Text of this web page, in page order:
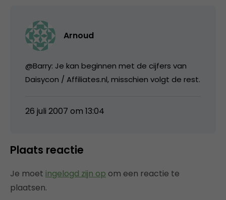
Arnoud
@Barry: Je kan beginnen met de cijfers van
Daisycon / Affiliates.nl, misschien volgt de rest.
26 juli 2007 om 13:04
Plaats reactie
Je moet ingelogd zijn op om een reactie te
plaatsen.